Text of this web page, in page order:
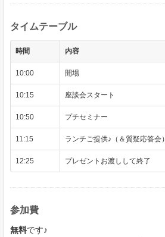
タイムテーブル
時間 内容
10:00 開場
10:15 座談会スタート
10:50 プチセミナー
11:15 ランチご提供♪（＆質疑応答会）
12:25 プレゼントお渡しして終了
参加費
無料です♪